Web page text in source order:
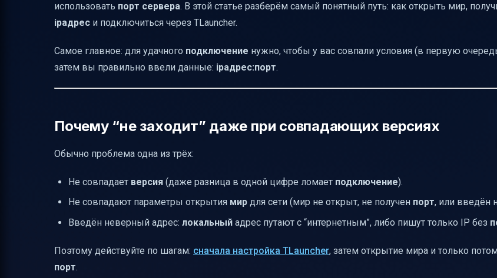
Как играть с модами через TLauncher: главное — одинаковость
Краткая памятка “как подключиться через порт”
Итог
использовать порт сервера. В этой статье разберём самый понятный путь: как открыть мир,
ipадрес и подключиться через TLauncher.
Самое главное: для удачного подключение нужно, чтобы у вас совпали условия (в первую
затем вы правильно ввели данные: ipадрес:порт.
Почему “не заходит” даже при совпадающих версиях
Обычно проблема одна из трёх:
Не совпадает версия (даже разница в одной цифре ломает подключение).
Не совпадают параметры открытия мир для сети (мир не открыт, не получен порт, или введён
Введён неверный адрес: локальный адрес путают с “интернетным”, либо пишут только IP без
Поэтому действуйте по шагам: сначала настройка TLauncher, затем открытие мира и только
порт.